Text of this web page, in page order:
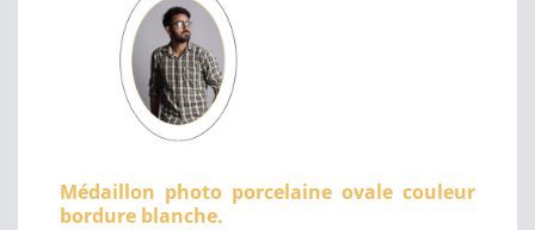
Médaillon photo porcelaine ovale couleur
bordure blanche.